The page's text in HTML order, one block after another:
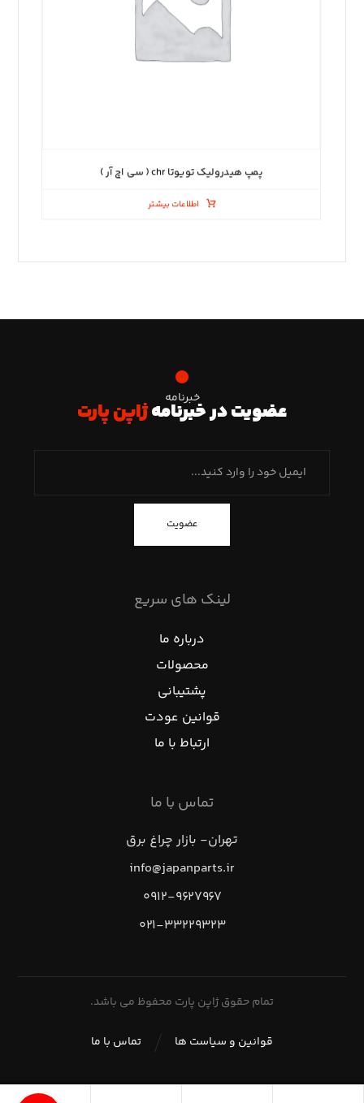
پمپ هیدرولیک تویوتا chr ( سی اچ آر )
اطلاعات بیشتر
خبرنامه
عضویت در خبرنامهژاپن پارت
عضویت
لینک های سریع
درباره ما
محصولات
پشتیبانی
قوانین عودت
ارتباط با ما
تماس با ما
تهران- بازار چراغ برق
info@japanparts.ir
۰۹۱۲-۹۶۲۷۹۶۷
۰۲۱-۳۳۲۲۹۳۲۳
تمام حقوق ژاپن پارت محفوظ می باشد.
تماس با ما قوانین و سیاست ها